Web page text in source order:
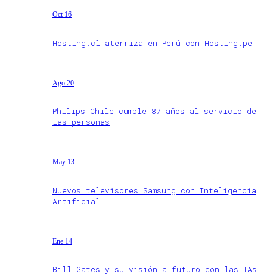
Oct 16
Hosting.cl aterriza en Perú con Hosting.pe
Ago 20
Philips Chile cumple 87 años al servicio de
las personas
May 13
Nuevos televisores Samsung con Inteligencia
Artificial
Ene 14
Bill Gates y su visión a futuro con las IAs